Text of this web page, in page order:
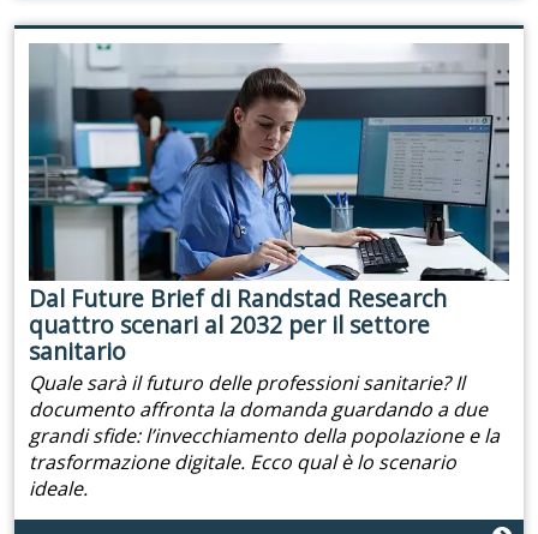
Dal Future Brief di Randstad Research
quattro scenari al 2032 per il settore
sanitario
Quale sarà il futuro delle professioni sanitarie? Il
documento affronta la domanda guardando a due
grandi sfide: l’invecchiamento della popolazione e la
trasformazione digitale. Ecco qual è lo scenario
ideale.